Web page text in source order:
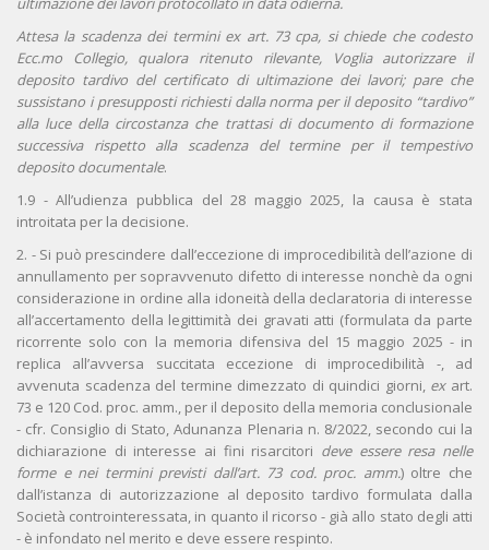
Attesa la scadenza dei termini ex art. 73 cpa, si chiede che codesto
Ecc.mo Collegio, qualora ritenuto rilevante, Voglia autorizzare il
deposito tardivo del certificato di ultimazione dei lavori; pare che
sussistano i presupposti richiesti dalla norma per il deposito “tardivo”
alla luce della circostanza che trattasi di documento di formazione
successiva rispetto alla scadenza del termine per il tempestivo
deposito documentale.
1.9 - All’udienza pubblica del 28 maggio 2025, la causa è stata
introitata per la decisione.
2. - Si può prescindere dall’eccezione di improcedibilità dell’azione di
annullamento per sopravvenuto difetto di interesse nonchè da ogni
considerazione in ordine alla idoneità della declaratoria di interesse
all’accertamento della legittimità dei gravati atti (formulata da parte
ricorrente solo con la memoria difensiva del 15 maggio 2025 - in
replica all’avversa succitata eccezione di improcedibilità -, ad
avvenuta scadenza del termine dimezzato di quindici giorni, exart.
73 e 120 Cod. proc. amm., per il deposito della memoria conclusionale
- cfr. Consiglio di Stato, Adunanza Plenaria n. 8/2022, secondo cui la
dichiarazione di interesse ai fini risarcitori deve essere resa nelle
forme e nei termini previsti dall’art. 73 cod. proc. amm.) oltre che
dall’istanza di autorizzazione al deposito tardivo formulata dalla
Società controinteressata, in quanto il ricorso - già allo stato degli atti
- è infondato nel merito e deve essere respinto.